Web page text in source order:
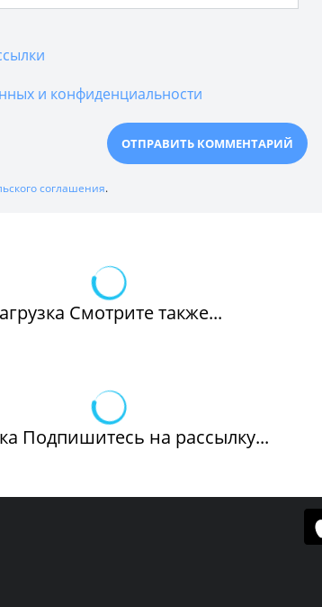
и конфиденциальности
соглашения.
Смотрите также...
Подпишитесь на рассылку...